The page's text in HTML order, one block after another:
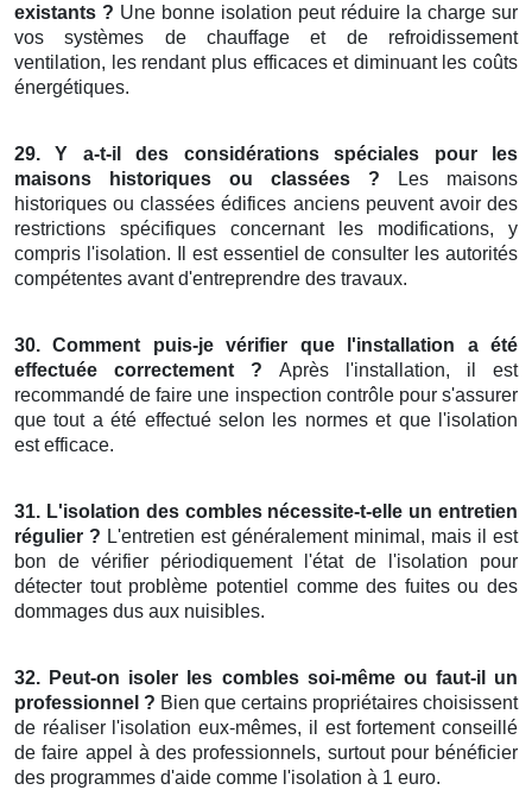
existants ? Une bonne isolation peut réduire la charge sur
vos systèmes de chauffage et de refroidissement
ventilation, les rendant plus efficaces et diminuant les coûts
énergétiques.
29. Y a-t-il des considérations spéciales pour les
maisons historiques ou classées ? Les maisons
historiques ou classées édifices anciens peuvent avoir des
restrictions spécifiques concernant les modifications, y
compris l'isolation. Il est essentiel de consulter les autorités
compétentes avant d'entreprendre des travaux.
30. Comment puis-je vérifier que l'installation a été
effectuée correctement ? Après l'installation, il est
recommandé de faire une inspection contrôle pour s'assurer
que tout a été effectué selon les normes et que l'isolation
est efficace.
31. L'isolation des combles nécessite-t-elle un entretien
régulier ? L'entretien est généralement minimal, mais il est
bon de vérifier périodiquement l'état de l'isolation pour
détecter tout problème potentiel comme des fuites ou des
dommages dus aux nuisibles.
32. Peut-on isoler les combles soi-même ou faut-il un
professionnel ? Bien que certains propriétaires choisissent
de réaliser l'isolation eux-mêmes, il est fortement conseillé
de faire appel à des professionnels, surtout pour bénéficier
des programmes d'aide comme l'isolation à 1 euro.